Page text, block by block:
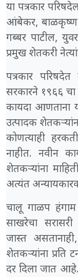
या पत्रकार
आंबेकर, बाळकृष्ण
गब्बर पाटील,
प्रमुख शेतकरी
पत्रकार
सरकारने १९६६
कायदा आणताना
उत्पादक
कोणत्याही
नाहीत. नवीन
शेतकऱ्यांना
अत्यंत
चालू गाळप हंगाम
साखरेचा सरासरी
जास्त
शेतकऱ्यांना
दर दिला जात